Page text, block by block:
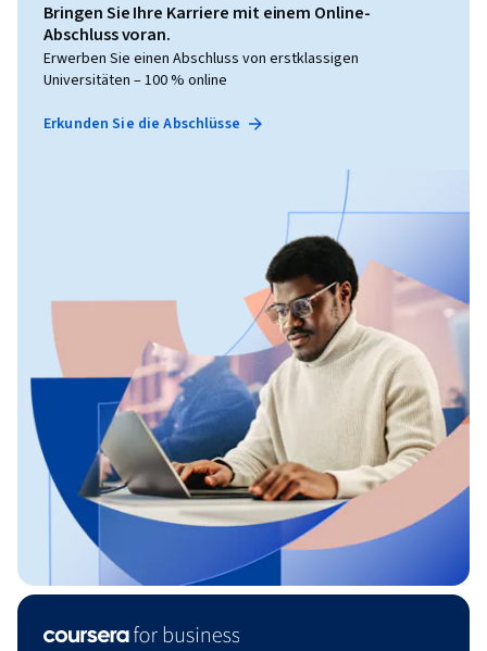
Bringen Sie Ihre Karriere mit einem Online-
Abschluss voran.
Erwerben Sie einen Abschluss von erstklassigen
Universitäten – 100 % online
Erkunden Sie die Abschlüsse